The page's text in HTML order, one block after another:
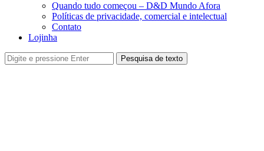
Quando tudo começou – D&D Mundo Afora
Políticas de privacidade, comercial e intelectual
Contato
Lojinha
Pesquisa de texto